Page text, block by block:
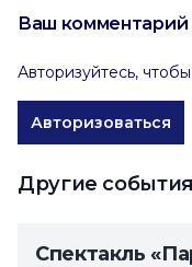
Ваш комментарий
Авторизуйтесь,
Авторизоваться
Другие
Спектакль